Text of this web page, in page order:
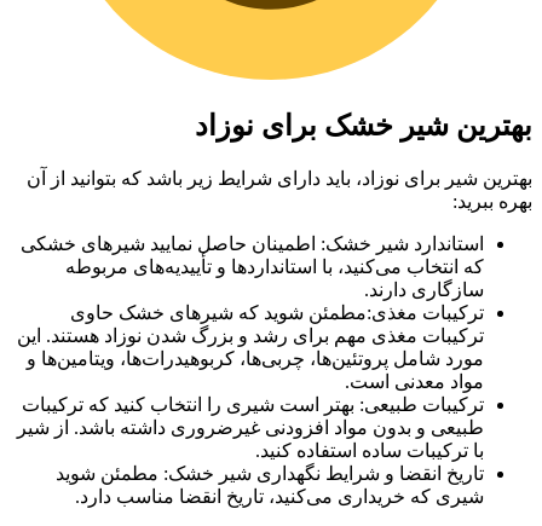
شیر خشک برای نوزاد
شیر برای نوزاد، باید دارای شرایط زیر باشد که بتوانید از آن
ببرید:
استاندارد شیر خشک: اطمینان حاصل نمایید شیرهای خشکی
که انتخاب می‌کنید، با استانداردها و تأییدیه‌های مربوطه
سازگاری دارند.
ترکیبات مغذی:مطمئن شوید که شیرهای خشک حاوی
ترکیبات مغذی مهم برای رشد و بزرگ شدن نوزاد هستند. این
مورد شامل پروتئین‌ها، چربی‌ها، کربوهیدرات‌ها، ویتامین‌ها و
مواد معدنی است.
ترکیبات طبیعی: بهتر است شیری را انتخاب کنید که ترکیبات
طبیعی و بدون مواد افزودنی غیرضروری داشته باشد. از شیر
با ترکیبات ساده استفاده کنید.
تاریخ انقضا و شرایط نگهداری شیر خشک: مطمئن شوید
شیری که خریداری می‌کنید، تاریخ انقضا مناسب دارد.